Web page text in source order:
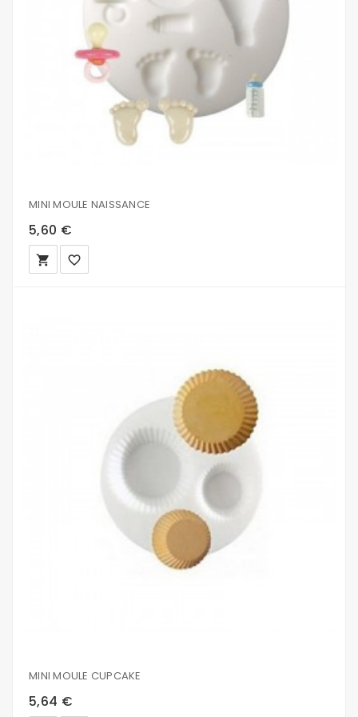
MINI MOULE NAISSANCE
5,60 €
local_grocery_store favorite_border
MINI MOULE CUPCAKE
5,64 €